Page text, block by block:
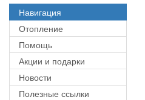
Навигация
Отопление
Помощь
Акции и подарки
Новости
Полезные ссылки